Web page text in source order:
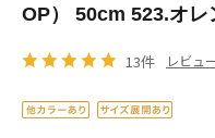
OP） 50cm 523.オレ
13件 レビュ